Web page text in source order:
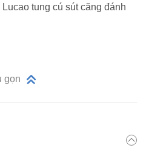
tung cú sút căng đánh
gọn